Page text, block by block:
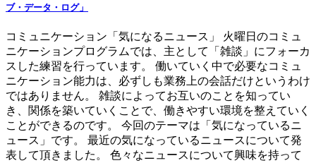
ブ・データ・ログ」
コミュニケーション「気になるニュース」 火曜日のコミュ
ニケーションプログラムでは、主として「雑談」にフォーカ
スした練習を行っています。 働いていく中で必要なコミュ
ニケーション能力は、必ずしも業務上の会話だけというわけ
ではありません。 雑談によってお互いのことを知ってい
き、関係を築いていくことで、働きやすい環境を整えていく
ことができるのです。 今回のテーマは「気になっているニ
ュース」です。 最近の気になっているニュースについて発
表して頂きました。 色々なニュースについて興味を持って